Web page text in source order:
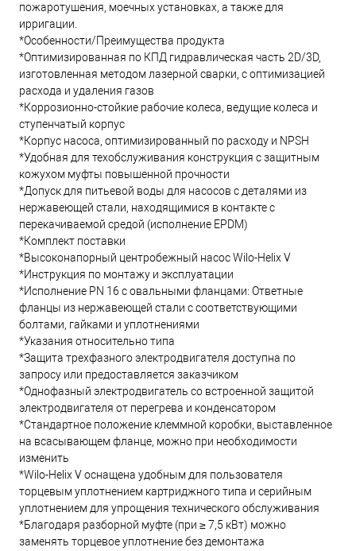
пожаротушения, моечных установках, а также для
ирригации.
*Особенности/Преимущества продукта
*Оптимизированная по КПД гидравлическая часть 2D/3D,
изготовленная методом лазерной сварки, с оптимизацией
расхода и удаления газов
*Коррозионно-стойкие рабочие колеса, ведущие колеса и
ступенчатый корпус
*Корпус насоса, оптимизированный по расходу и NPSH
*Удобная для техобслуживания конструкция с защитным
кожухом муфты повышенной прочности
*Допуск для питьевой воды для насосов с деталями из
нержавеющей стали, находящимися в контакте с
перекачиваемой средой (исполнение EPDM)
*Комплект поставки
*Высоконапорный центробежный насос Wilo-Helix V
*Инструкция по монтажу и эксплуатации
*Исполнение PN 16 с овальными фланцами: Ответные
фланцы из нержавеющей стали с соответствующими
болтами, гайками и уплотнениями
*Указания относительно типа
*Защита трехфазного электродвигателя доступна по
запросу или предоставляется заказчиком
*Однофазный электродвигатель со встроенной защитой
электродвигателя от перегрева и конденсатором
*Стандартное положение клеммной коробки, выставленное
на всасывающем фланце, можно при необходимости
изменить
*Wilo-Helix V оснащена удобным для пользователя
торцевым уплотнением картриджного типа и серийным
уплотнением для упрощения технического обслуживания
*Благодаря разборной муфте (при ≥ 7,5 кВт) можно
заменять торцевое уплотнение без демонтажа